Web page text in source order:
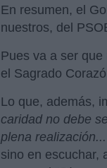
En resumen, el
nuestros, del
Pues va a ser
el Sagrado
Lo que, además,
caridad no debe
plena
sino en escuchar,